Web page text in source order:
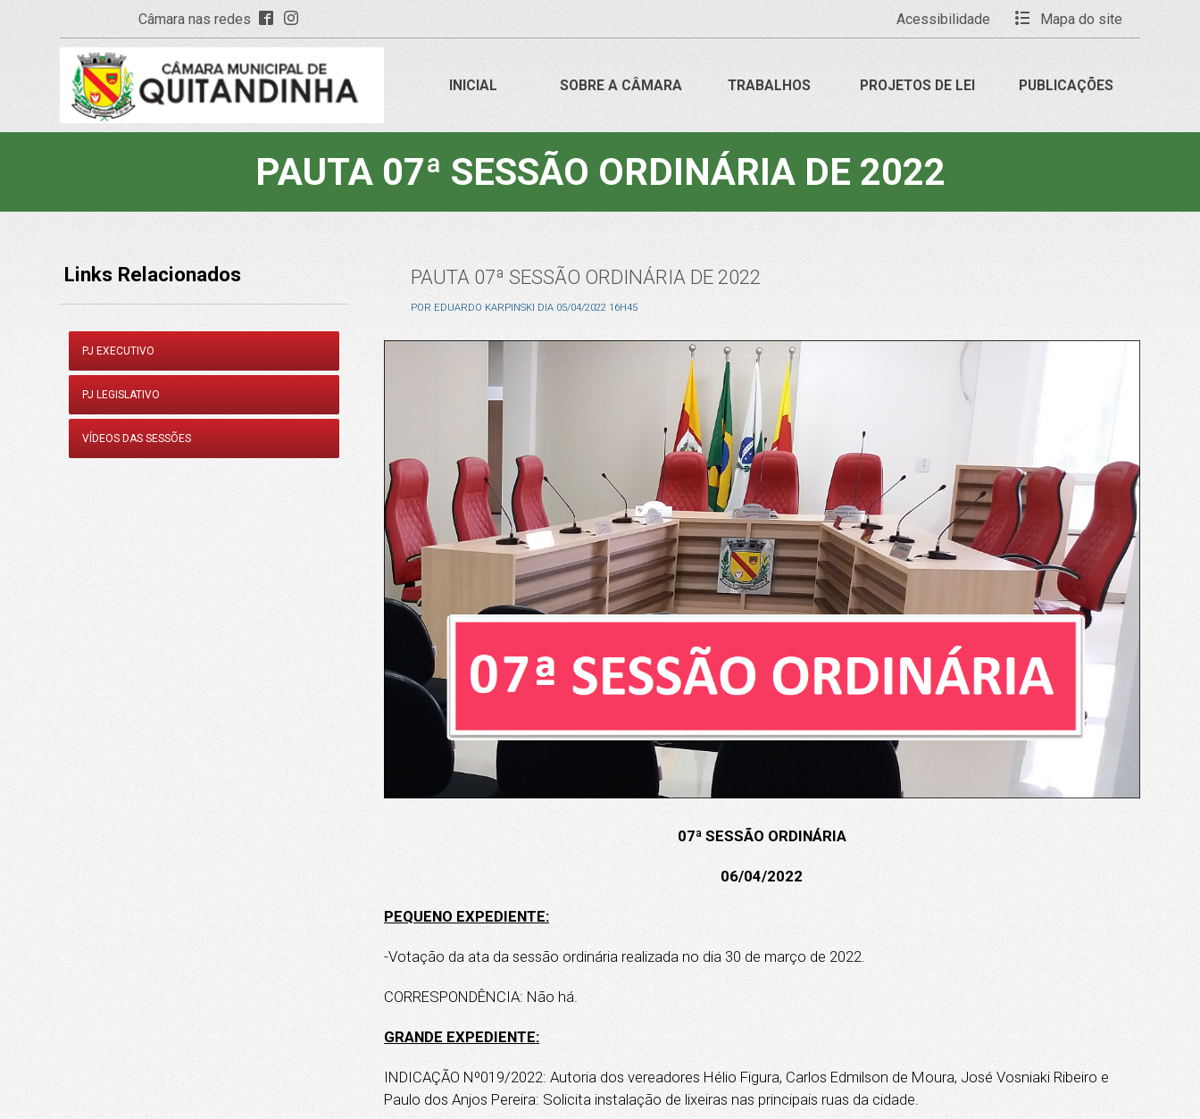
Câmara nas redes Acessibilidade Mapa do site
INICIAL SOBRE A CÂMARA TRABALHOS PROJETOS DE LEI PUBLICAÇÕES
PAUTA 07ª SESSÃO ORDINÁRIA DE 2022
PAUTA 07ª SESSÃO ORDINÁRIA DE 2022
POR EDUARDO KARPINSKI DIA 05/04/2022 16H45
07ª SESSÃO ORDINÁRIA
06/04/2022
PEQUENO EXPEDIENTE:
-Votação da ata da sessão ordinária realizada no dia 30 de março de 2022.
CORRESPONDÊNCIA: Não há.
GRANDE EXPEDIENTE:
INDICAÇÃO Nº019/2022: Autoria dos vereadores Hélio Figura, Carlos Edmilson de Moura, José Vosniaki Ribeiro e
Paulo dos Anjos Pereira: Solicita instalação de lixeiras nas principais ruas da cidade.
Links Relacionados
PJ EXECUTIVO
PJ LEGISLATIVO
VÍDEOS DAS SESSÕES